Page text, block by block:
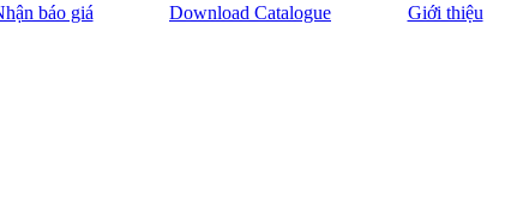
báo giá Download Catalogue Giới thiệu